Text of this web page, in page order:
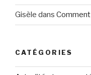
Gisèle dans
CATÉGORIES